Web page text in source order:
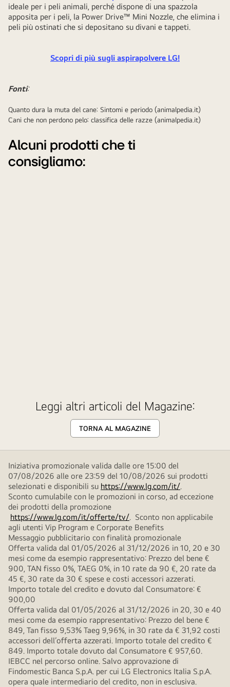
ideale per i peli animali, perché dispone di una spazzola
apposita per i peli, la Power Drive™ Mini Nozzle, che elimina i
peli più ostinati che si depositano su divani e tappeti.
Scopri di più sugli aspirapolvere LG!
Fonti:
Quanto dura la muta del cane: Sintomi e periodo (animalpedia.it)
Cani che non perdono pelo: classifica delle razze (animalpedia.it)
Alcuni prodotti che ti
consigliamo:
Leggi altri articoli del Magazine:
TORNA AL MAGAZINE
Iniziativa promozionale valida dalle ore 15:00 del
07/08/2026 alle ore 23:59 del 10/08/2026 sui prodotti
selezionati e disponibili su https://www.lg.com/it/.
Sconto cumulabile con le promozioni in corso, ad eccezione
dei prodotti della promozione
https://www.lg.com/it/offerte/tv/. Sconto non applicabile
agli utenti Vip Program e Corporate Benefits
Messaggio pubblicitario con finalità promozionale
Offerta valida dal 01/05/2026 al 31/12/2026 in 10, 20 e 30
mesi come da esempio rappresentativo: Prezzo del bene €
900, TAN fisso 0%, TAEG 0%, in 10 rate da 90 €, 20 rate da
45 €, 30 rate da 30 € spese e costi accessori azzerati.
Importo totale del credito e dovuto dal Consumatore: €
900,00
Offerta valida dal 01/05/2026 al 31/12/2026 in 20, 30 e 40
mesi come da esempio rappresentativo: Prezzo del bene €
849, Tan fisso 9,53% Taeg 9,96%, in 30 rate da € 31,92 costi
accessori dell’offerta azzerati. Importo totale del credito €
849. Importo totale dovuto dal Consumatore € 957,60.
IEBCC nel percorso online. Salvo approvazione di
Findomestic Banca S.p.A. per cui LG Electronics Italia S.p.A.
opera quale intermediario del credito, non in esclusiva.